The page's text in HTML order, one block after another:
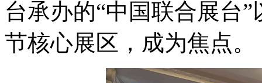
台承办的“中国联合展台
节核心展区，成为焦点。